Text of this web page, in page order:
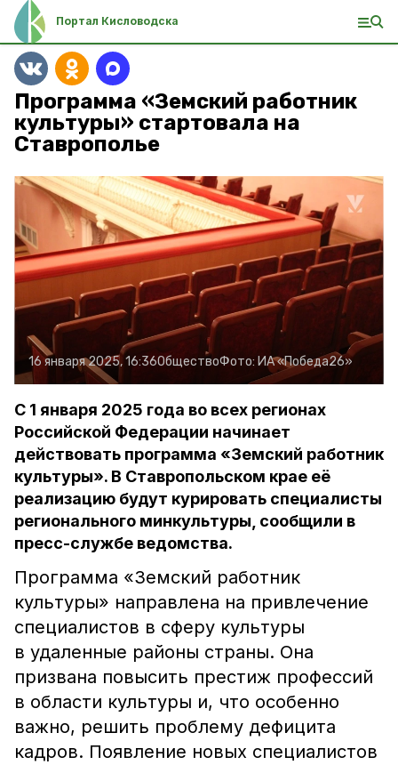
Портал Кисловодска
Программа «Земский работник
культуры» стартовала на
Ставрополье
16 января 2025, 16:36ОбществоФото: ИА «Победа26»
С 1 января 2025 года во всех регионах
Российской Федерации начинает
действовать программа «Земский работник
культуры». В Ставропольском крае её
реализацию будут курировать специалисты
регионального минкультуры, сообщили в
пресс-службе ведомства.
Программа «Земский работник
культуры» направлена на привлечение
специалистов в сферу культуры
в удаленные районы страны. Она
призвана повысить престиж профессий
в области культуры и, что особенно
важно, решить проблему дефицита
кадров. Появление новых специалистов